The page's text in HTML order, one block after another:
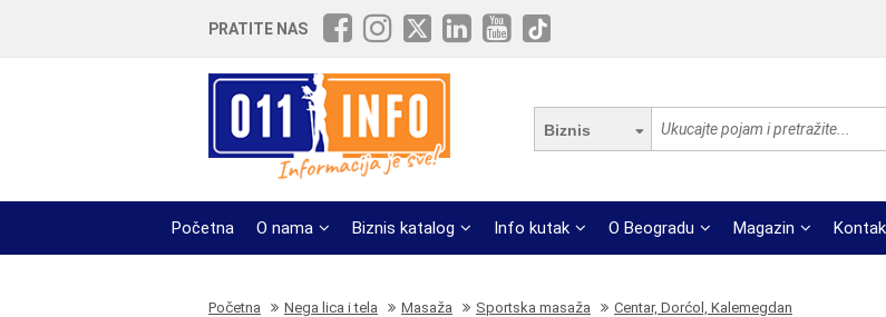
PRATITE NAS
Biznis
Početna O nama Biznis katalog Info kutak O Beogradu Magazin
Početna Nega lica i tela Masaža Sportska masaža Centar, Dorćol, Kalemegdan